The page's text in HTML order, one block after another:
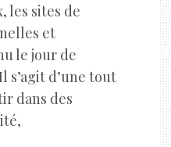
les sites de
et
le jour de
s’agit d’une tout
dans des